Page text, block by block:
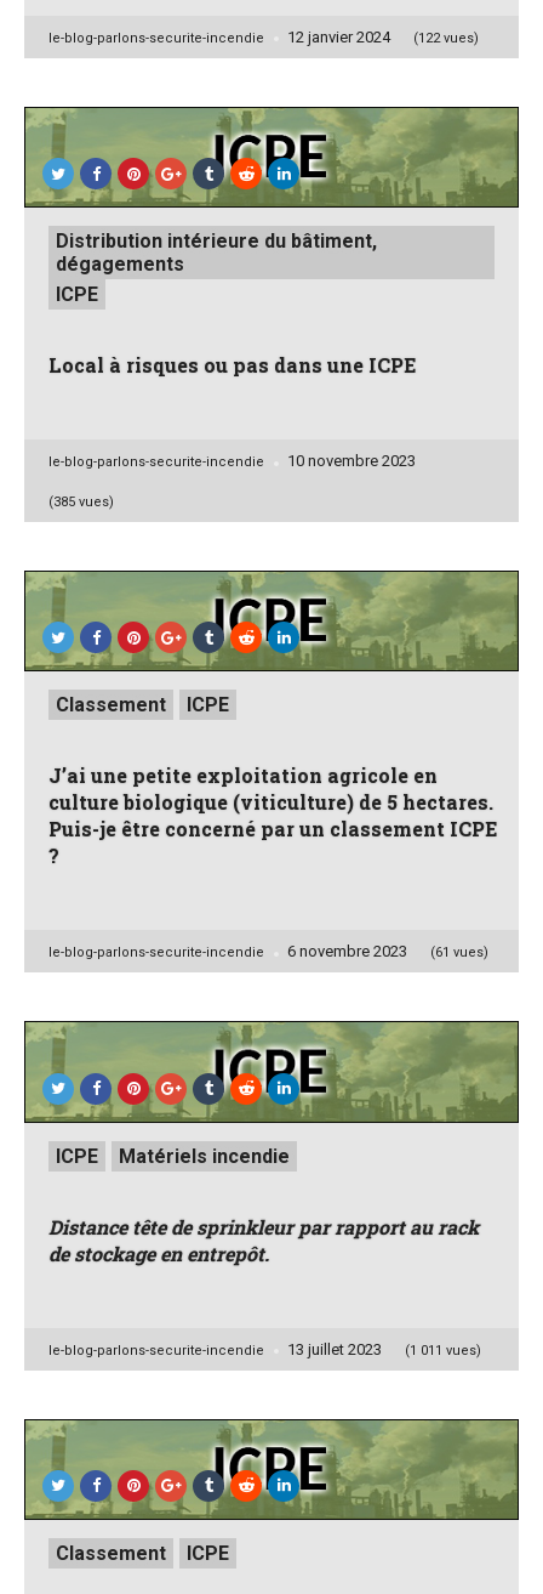
Posted
le-blog-parlons-securite-incendie 12 janvier 2024 (122 vues)
Posted
inDistribution intérieure du bâtiment,
dégagements
ICPE
Local à risques ou pas dans une ICPE
Posted
le-blog-parlons-securite-incendie 10 novembre 2023
(385 vues)
Posted
inClassement ICPE
J’ai une petite exploitation agricole en
culture biologique (viticulture) de 5 hectares.
Puis-je être concerné par un classement ICPE
?
Posted
le-blog-parlons-securite-incendie 6 novembre 2023 (61 vues)
Posted
inICPE Matériels incendie
Distance tête de sprinkleur par rapport au rack
de stockage en entrepôt.
Posted
le-blog-parlons-securite-incendie 13 juillet 2023 (1 011 vues)
Posted
inClassement ICPE